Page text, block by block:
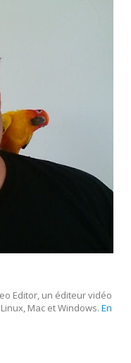
Editor, un éditeur vidéo
Mac et Windows. En